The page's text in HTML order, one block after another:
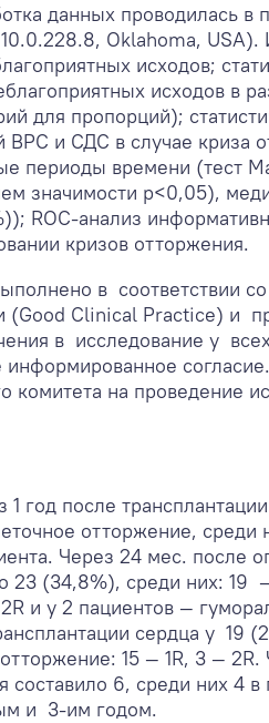
данных проводилась
Oklahoma,
исходов;
исходов в
для пропорций);
ВРС и СДС в случае криза
периоды времени (тест
значимости р<0,05),
ROC-анализ
кризов отторжения.
в соответствии
(Good Clinical Practice) и
в исследование у
информированное
комитета на проведение
год после
отторжение, среди
Через 24 мес. после
23 (34,8%), среди них: 19
и у 2 пациентов —
сердца у 19
15 — 1R, 3 —
составило 6, среди них
и 3-им годом.